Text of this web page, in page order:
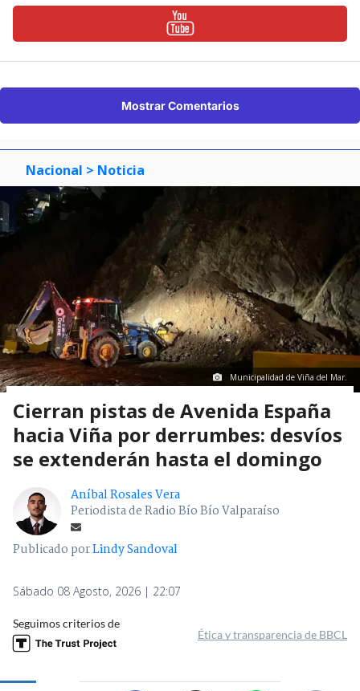
Mostrar Comentarios
Nacional > Noticia
Municipalidad de Viña del Mar.
Cierran pistas de Avenida España
hacia Viña por derrumbes: desvíos
se extenderán hasta el domingo
Aníbal Rosales Vera
Periodista de Radio Bío Bío Valparaíso
Publicado porLindy Sandoval
Sábado 08 Agosto, 2026 | 22:07
Seguimos criterios de
Ética y transparencia de BBCL